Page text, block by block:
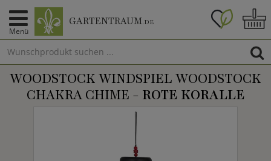
Menü
GARTENTRAUM.DE
WOODSTOCK WINDSPIEL WOODSTOCK
CHAKRA CHIME - ROTE KORALLE